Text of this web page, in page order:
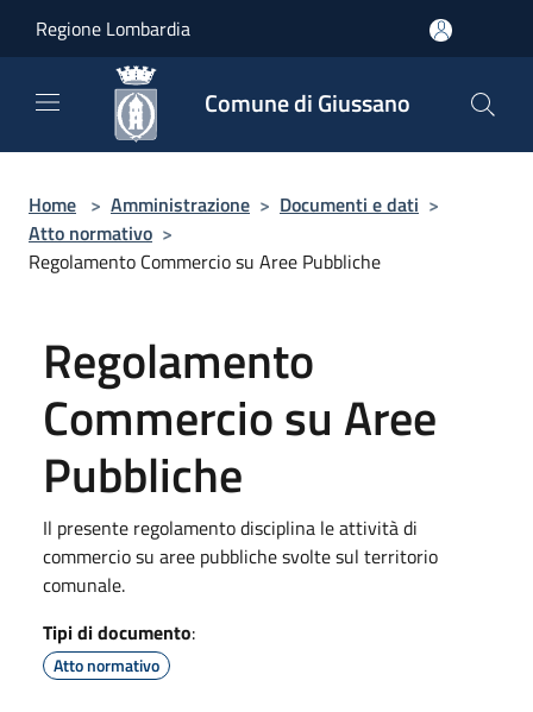
Regione Lombardia
Comune di Giussano
Home > Amministrazione > Documenti e dati >
Atto normativo >
Regolamento Commercio su Aree Pubbliche
Regolamento
Commercio su Aree
Pubbliche
Il presente regolamento disciplina le attività di
commercio su aree pubbliche svolte sul territorio
comunale.
Tipi di documento:
Atto normativo